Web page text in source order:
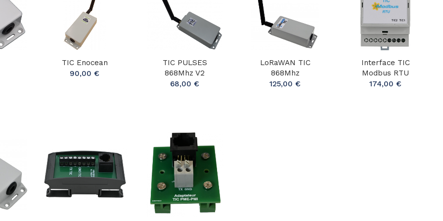
TIC Enocean
90,00 €
TIC PULSES
868Mhz V2
68,00 €
LoRaWAN TIC
868Mhz
125,00 €
Interface TIC
Modbus RTU
174,00 €